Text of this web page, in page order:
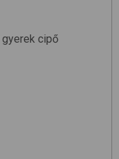
gyerek cipő